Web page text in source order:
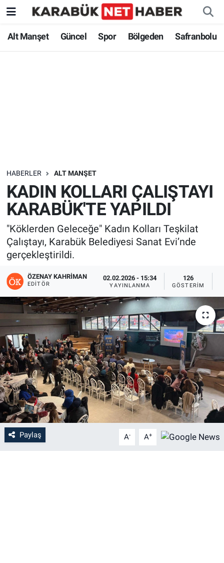
Alt Manşet Güncel Spor Bölgeden Safranbolu
HABERLER ALT MANŞET
KADIN KOLLARI ÇALIŞTAYI
KARABÜK'TE YAPILDI
"Köklerden Geleceğe" Kadın Kolları Teşkilat
Çalıştayı, Karabük Belediyesi Sanat Evi’nde
gerçekleştirildi.
ÖZENAY KAHRIMAN
EDITÖR
02.02.2026 - 15:34
YAYINLANMA
126
GÖSTERIM
Paylaş A- A+